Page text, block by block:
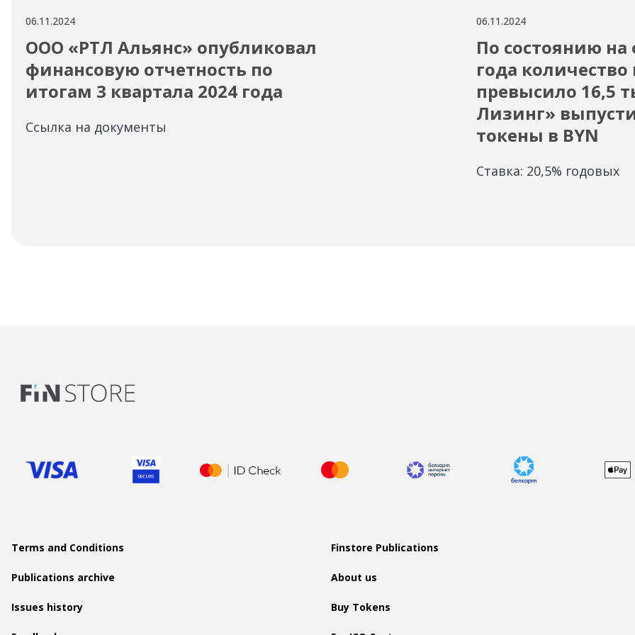
06.11.2024
ООО «РТЛ Альянс» опубликовал
финансовую отчетность по
итогам 3 квартала 2024 года
Ссылка на документы
06.11.2024
По состоянию на
года
превысило 16,5
Лизинг»
токены в BYN
Ставка: 20,5% годовых
Terms and Conditions Finstore Publications
Publications archive About us
Issues history Buy Tokens